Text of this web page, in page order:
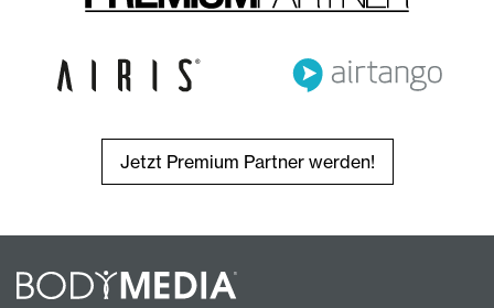
Jetzt Premium Partner werden!